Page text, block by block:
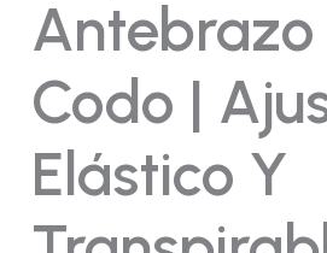
Antebrazo
Codo |
Elástico Y
24,70€.
Elástico
y
cantidad